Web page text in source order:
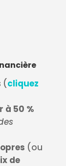
(cliquez
à 50 %
(ou
de